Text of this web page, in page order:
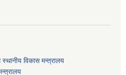
विकास मन्त्रालय